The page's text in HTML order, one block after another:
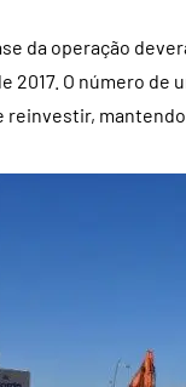
da operação
2017. O número
reinvestir,